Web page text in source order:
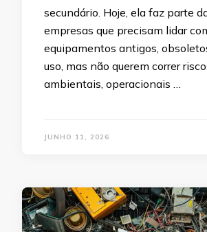
secundário. Hoje, ela faz parte
empresas que precisam lidar
equipamentos antigos,
uso, mas não querem correr
ambientais, operacionais …
JUNHO 11, 2026